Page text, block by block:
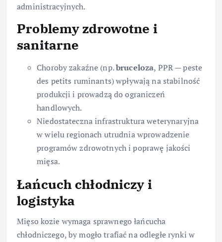
administracyjnych.
Problemy zdrowotne i
sanitarne
Choroby zakaźne (np.bruceloza, PPR — peste
des petits ruminants) wpływają na stabilność
produkcji i prowadzą do ograniczeń
handlowych.
Niedostateczna infrastruktura weterynaryjna
w wielu regionach utrudnia wprowadzenie
programów zdrowotnych i poprawę jakości
mięsa.
Łańcuch chłodniczy i
logistyka
Mięso kozie wymaga sprawnego łańcucha
chłodniczego, by mogło trafiać na odległe rynki w